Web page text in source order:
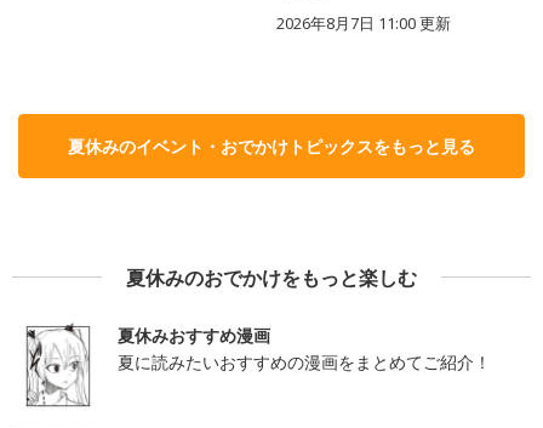
2026年8月7日 11:00更新
夏休みのイベント・おでかけトピックスをもっと見る
夏休みのおでかけをもっと楽しむ
夏休みおすすめ漫画
夏に読みたいおすすめの漫画をまとめてご紹介！